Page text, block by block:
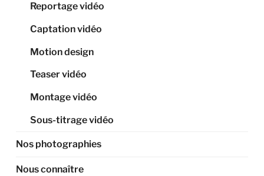
Reportage vidéo
Captation vidéo
Motion design
Teaser vidéo
Montage vidéo
Sous-titrage vidéo
Nos photographies
Nous connaître